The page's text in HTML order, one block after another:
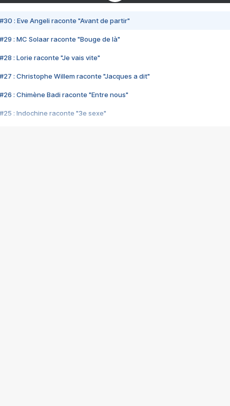
#30 : Eve Angeli raconte "Avant de partir"
#29 : MC Solaar raconte "Bouge de là"
#28 : Lorie raconte "Je vais vite"
#27 : Christophe Willem raconte "Jacques a dit"
#26 : Chimène Badi raconte "Entre nous"
#25 : Indochine raconte "3e sexe"